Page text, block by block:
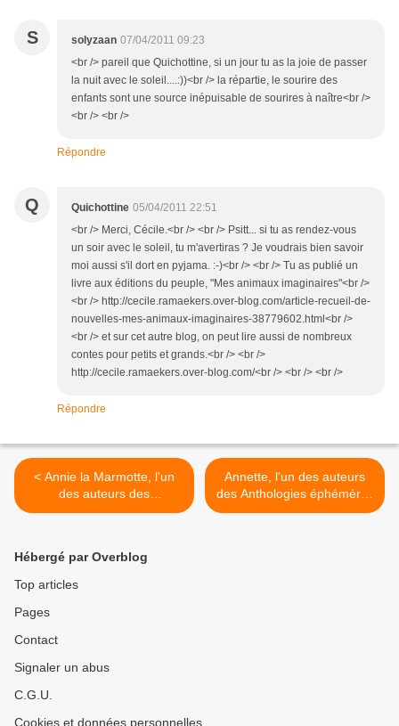
S solyzaan 07/04/2011 09:23
<br /> pareil que Quichottine, si un jour tu as la joie de passer
la nuit avec le soleil....:))<br /> la répartie, le sourire des
enfants sont une source inépuisable de sourires à naître<br />
<br /> <br />
Répondre
Q Quichottine 05/04/2011 22:51
<br /> Merci, Cécile.<br /> <br /> Psitt... si tu as rendez-vous
un soir avec le soleil, tu m'avertiras ? Je voudrais bien savoir
moi aussi s'il dort en pyjama. :-)<br /> <br /> Tu as publié un
livre aux éditions du peuple, "Mes animaux imaginaires"<br />
<br /> http://cecile.ramaekers.over-blog.com/article-recueil-de-
nouvelles-mes-animaux-imaginaires-38779602.html<br />
<br /> et sur cet autre blog, on peut lire aussi de nombreux
contes pour petits et grands.<br /> <br />
http://cecile.ramaekers.over-blog.com/<br /> <br /> <br />
Répondre
< Annie la Marmotte, l'un
des auteurs des
Anthologies éphémères
Annette, l'un des auteurs
des Anthologies éphémères
>
Hébergé par Overblog
Top articles
Pages
Contact
Signaler un abus
C.G.U.
Cookies et données personnelles